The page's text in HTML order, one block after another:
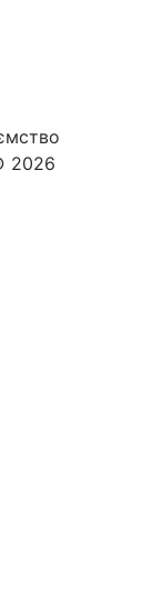
2026